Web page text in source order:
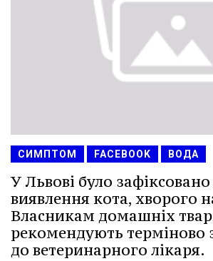
СИМПТОМ FACEBOOK ВОДА
У Львові було
виявлення кота, хворого
Власникам домашніх
рекомендують терміново
до ветеринарного лікаря.